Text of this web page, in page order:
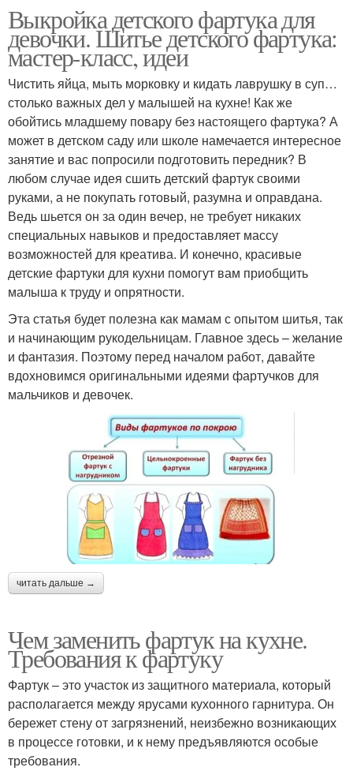
Выкройка детского фартука для
девочки. Шитье детского фартука:
мастер-класс, идеи
Чистить яйца, мыть морковку и кидать лаврушку в суп…
столько важных дел у малышей на кухне! Как же
обойтись младшему повару без настоящего фартука? А
может в детском саду или школе намечается интересное
занятие и вас попросили подготовить передник? В
любом случае идея сшить детский фартук своими
руками, а не покупать готовый, разумна и оправдана.
Ведь шьется он за один вечер, не требует никаких
специальных навыков и предоставляет массу
возможностей для креатива. И конечно, красивые
детские фартуки для кухни помогут вам приобщить
малыша к труду и опрятности.
Эта статья будет полезна как мамам с опытом шитья, так
и начинающим рукодельницам. Главное здесь – желание
и фантазия. Поэтому перед началом работ, давайте
вдохновимся оригинальными идеями фартучков для
мальчиков и девочек.
читать дальше →
Чем заменить фартук на кухне.
Требования к фартуку
Фартук – это участок из защитного материала, который
располагается между ярусами кухонного гарнитура. Он
бережет стену от загрязнений, неизбежно возникающих
в процессе готовки, и к нему предъявляются особые
требования.